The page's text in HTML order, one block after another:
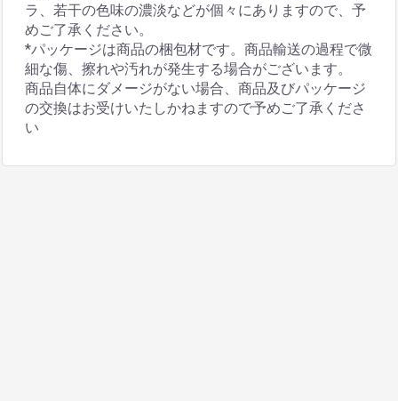
ラ、若干の色味の濃淡などが個々にありますので、予
めご了承ください。
*パッケージは商品の梱包材です。商品輸送の過程で微
細な傷、擦れや汚れが発生する場合がございます。
商品自体にダメージがない場合、商品及びパッケージ
の交換はお受けいたしかねますので予めご了承くださ
い